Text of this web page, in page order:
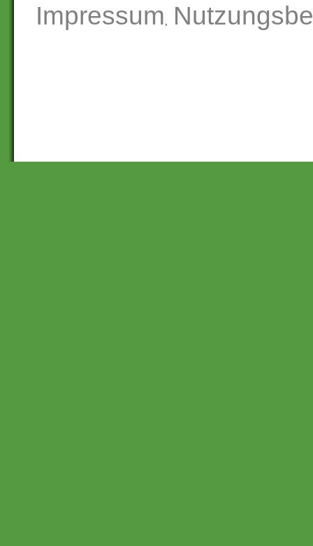
Impressum ,